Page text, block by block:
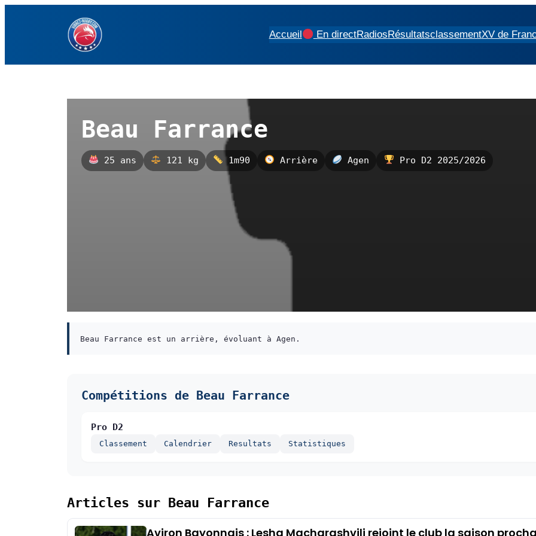
Accueil En directRadiosRésultatsclassementXV de
Beau Farrance
25 ans 121 kg 1m90 Arrière Agen Pro D2 2025/2026
Beau Farrance est un arrière, évoluant à Agen.
Compétitions de Beau Farrance
Pro D2
Classement Calendrier Resultats Statistiques
Articles sur Beau Farrance
Aviron Bayonnais : Lesha Macharashvili rejoint le club la saison